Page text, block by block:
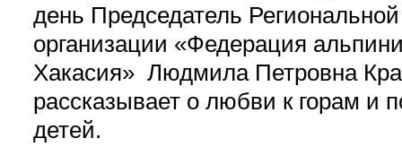
день Председатель
организации «Федерация
Хакасия» Людмила Петровна
рассказывает о любви к горам и
детей.